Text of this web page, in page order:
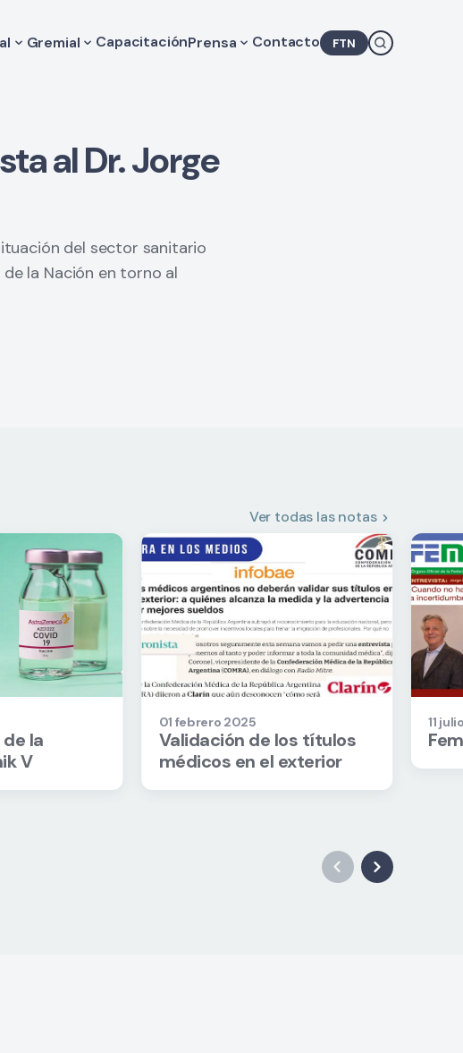
FTN
Gremial CapacitaciónPrensa Contacto
al Dr. Jorge
del sector sanitario
la Nación en torno al
Ver todas las notas
la
V
01 febrero 2025
Validación de los títulos
médicos en el exterior
11